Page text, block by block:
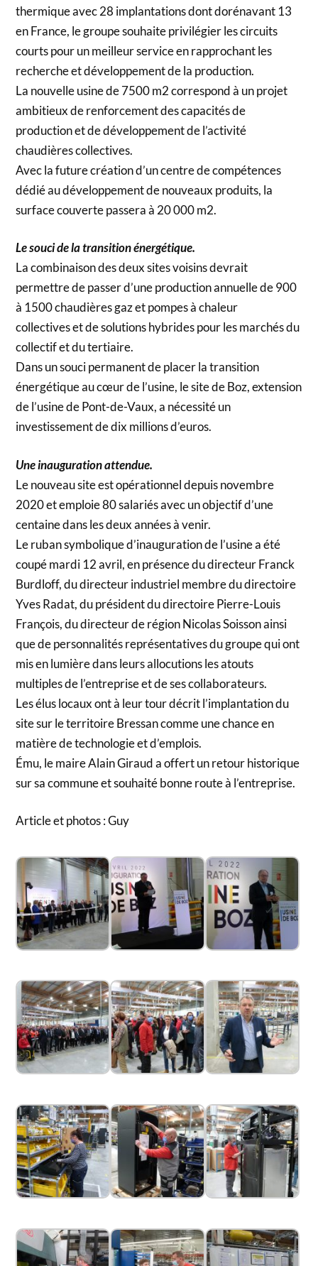
thermique avec 28 implantations dont dorénavant 13
en France, le groupe souhaite privilégier les circuits
courts pour un meilleur service en rapprochant les
recherche et développement de la production.
La nouvelle usine de 7500 m2 correspond à un projet
ambitieux de renforcement des capacités de
production et de développement de l’activité
chaudières collectives.
Avec la future création d’un centre de compétences
dédié au développement de nouveaux produits, la
surface couverte passera à 20 000 m2.
Le souci de la transition énergétique.
La combinaison des deux sites voisins devrait
permettre de passer d’une production annuelle de 900
à 1500 chaudières gaz et pompes à chaleur
collectives et de solutions hybrides pour les marchés du
collectif et du tertiaire.
Dans un souci permanent de placer la transition
énergétique au cœur de l’usine, le site de Boz, extension
de l’usine de Pont-de-Vaux, a nécessité un
investissement de dix millions d’euros.
Une inauguration attendue.
Le nouveau site est opérationnel depuis novembre
2020 et emploie 80 salariés avec un objectif d’une
centaine dans les deux années à venir.
Le ruban symbolique d’inauguration de l’usine a été
coupé mardi 12 avril, en présence du directeur Franck
Burdloff, du directeur industriel membre du directoire
Yves Radat, du président du directoire Pierre-Louis
François, du directeur de région Nicolas Soisson ainsi
que de personnalités représentatives du groupe qui ont
mis en lumière dans leurs allocutions les atouts
multiples de l’entreprise et de ses collaborateurs.
Les élus locaux ont à leur tour décrit l’implantation du
site sur le territoire Bressan comme une chance en
matière de technologie et d’emplois.
Ému, le maire Alain Giraud a offert un retour historique
sur sa commune et souhaité bonne route à l’entreprise.
Article et photos : Guy